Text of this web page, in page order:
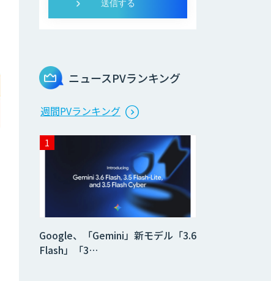
スマホdeナビ
チャットプラス
ニュースPVランキング
週間PVランキング
Google、「Gemini」新モデル「3.6
Flash」「3…